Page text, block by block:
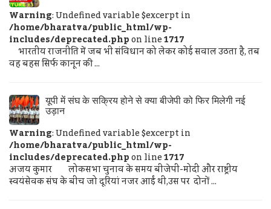
Warning: Undefined variable $excerpt in
/home/bharatva/public_html/wp-
includes/deprecated.phpon line1717
भारतीय राजनीति में जब भी संविधान को लेकर कोई सवाल उठता है, तब
वह बहस सिर्फ कानून की ...
यूपी में संघ के सक्रिय होने से क्या बीजेपी को फिर मिलेगी नई
उड़ान
Warning: Undefined variable $excerpt in
/home/bharatva/public_html/wp-
includes/deprecated.phpon line1717
अजय कुमार लोकसभा चुनाव के समय बीजेपी-मोदी और राष्ट्रीय
स्वयंसेवक संघ के बीच जो दूरियां नजर आईं थी,उस पर दोनों ...